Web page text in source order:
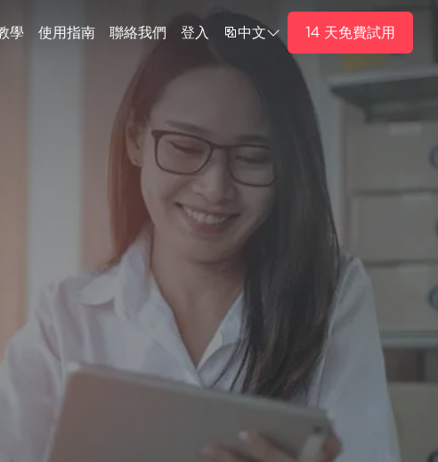
學 使用指南 聯絡我們 登入 中文 14 天免費試用